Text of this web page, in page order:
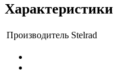
Характеристики
Производитель Stelrad